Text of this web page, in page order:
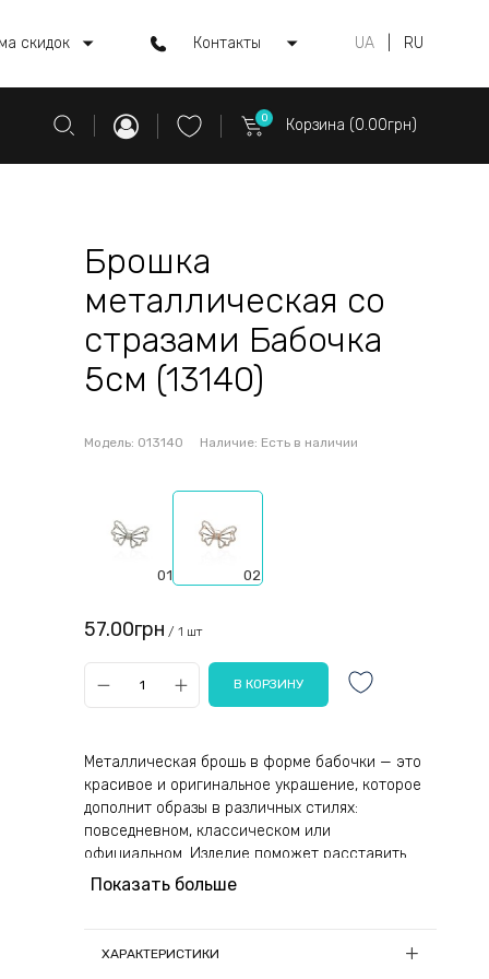
скидок Контакты UA RU
0 Корзина (0.00грн)
Брошка
металлическая со
стразами Бабочка
5см (13140)
Модель: 013140 Наличие: Есть в наличии
01 02
57.00грн / 1 шт
Металлическая брошь в форме бабочки — это
красивое и оригинальное украшение, которое
дополнит образы в различных стилях:
повседневном, классическом или
официальном. Изделие поможет расставить
правильные акценты в луке и подчеркнуть
дизайне и украшен стразами, красиво
Показать больше
ХАРАКТЕРИСТИКИ